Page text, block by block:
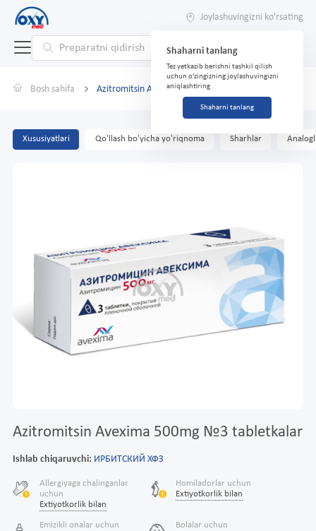
Joylashuvingizni ko'rsating
Shaharni tanlang
Tez yetkazib berishni tashkil qilish
uchun o'zingizning joylashuvingizni
aniqlashtiring
Shaharni tanlang
Bosh sahifa Azitromitsin Avexima 500mg №3 tabletkalar
Xususiyatlari Qo'llash bo'yicha yo'riqnoma Sharhlar
Azitromitsin Avexima 500mg №3 tabletkalar
Ishlab chiqaruvchi: ИРБИТСКИЙ ХФЗ
Allergiyaga chalinganlar
uchun
Extiyotkorlik bilan
Homiladorlar uchun
Extiyotkorlik bilan
Emizikli onalar uchun
Bolalar uchun